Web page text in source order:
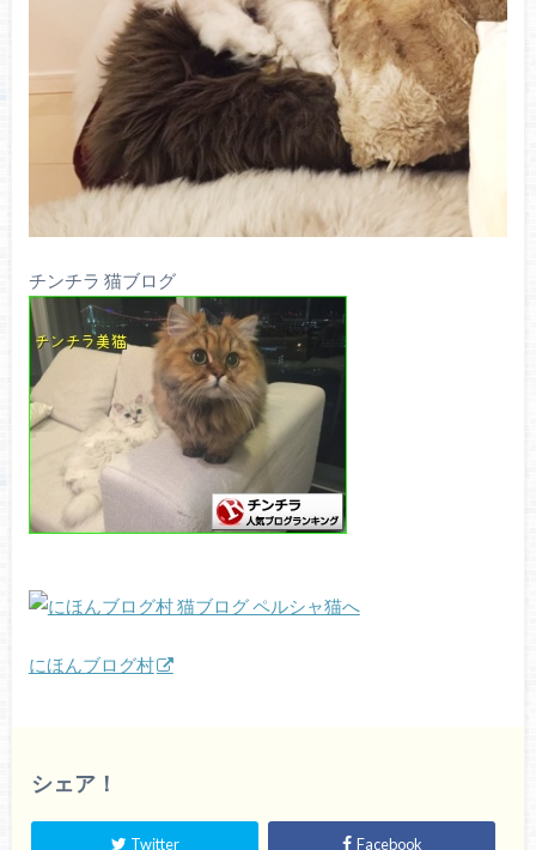
チンチラ 猫ブログ
にほんブログ村
シェア！
Twitter Facebook